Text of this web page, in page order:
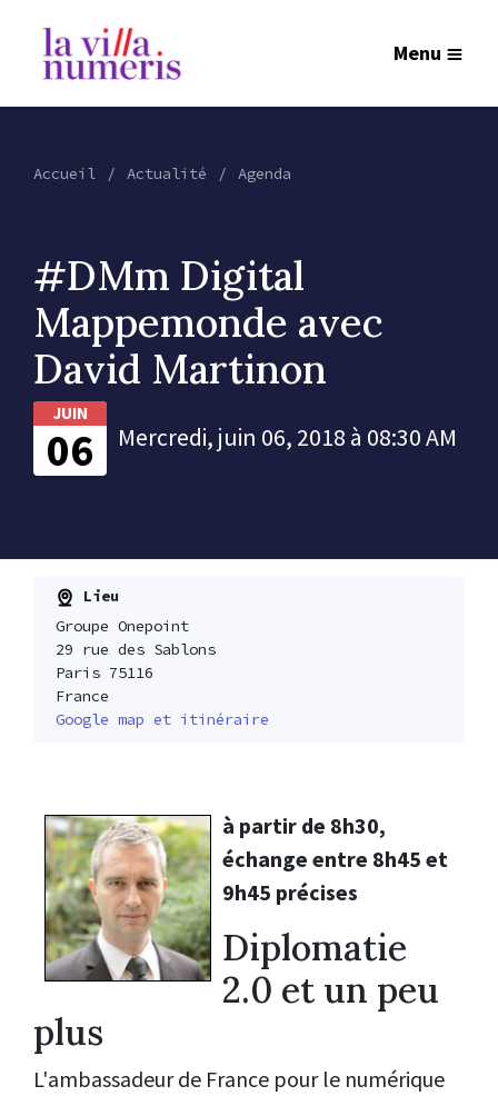
Menu
Accueil Actualité Agenda
#DMm Digital
Mappemonde avec
David Martinon
JUIN
06 Mercredi, juin 06, 2018 à 08:30 AM
Lieu
Groupe Onepoint
29 rue des Sablons
Paris 75116
France
Google map et itinéraire
à partir de 8h30,
échange entre 8h45 et
9h45 précises
Diplomatie
2.0 et un peu
plus
L'ambassadeur de France pour le numérique